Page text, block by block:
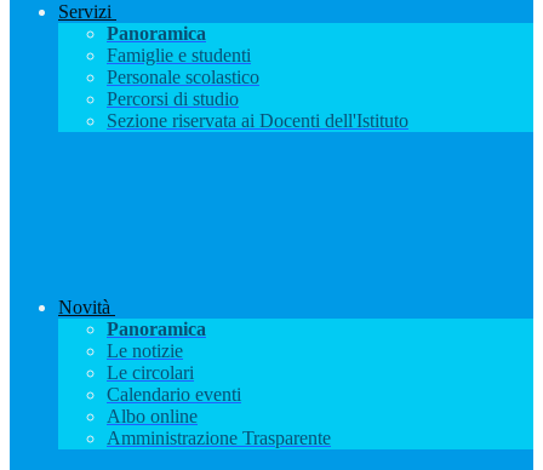
Servizi
Panoramica
Famiglie e studenti
Personale scolastico
Percorsi di studio
Sezione riservata ai Docenti dell'Istituto
Novità
Panoramica
Le notizie
Le circolari
Calendario eventi
Albo online
Amministrazione Trasparente